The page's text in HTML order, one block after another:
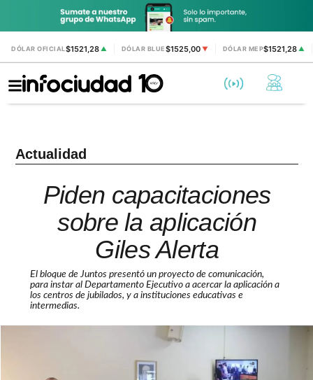
DÓLAR OFICIAL$1521,28 ▲ DÓLAR BLUE$1525,00 ▼ DÓLAR MEP$1521,28▲
Actualidad
Piden capacitaciones
sobre la aplicación
Giles Alerta
El bloque de Juntos presentó un proyecto de comunicación,
para instar al Departamento Ejecutivo a acercar la aplicación a
los centros de jubilados, y a instituciones educativas e
intermedias.